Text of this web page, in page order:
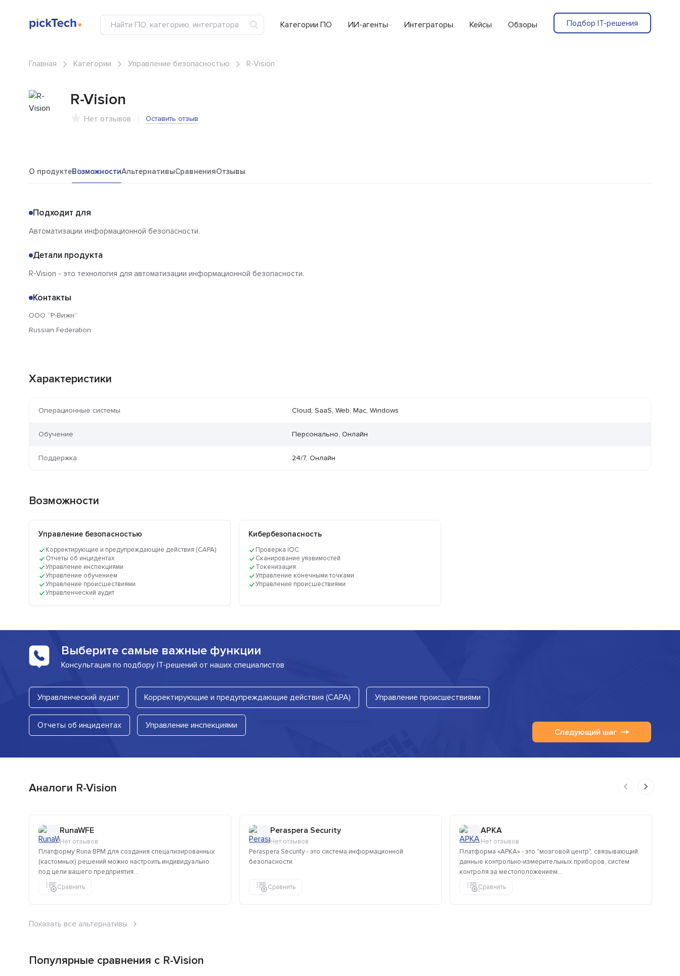
Категории ПО ИИ-агенты Интеграторы Кейсы Обзоры Подбор IT-решения
Главная Категории Управление безопасностью R-Vision
R-Vision
Нет отзывов Оставить отзыв
О продуктеВозможностиАльтернативыСравненияОтзывы
Подходит для
Автоматизации информационной безопасности.
Детали продукта
R-Vision - это технология для автоматизации информационной безопасности.
Контакты
ООО “Р-Вижн”
Russian Federation
Характеристики
Операционные системы Cloud, SaaS, Web, Mac, Windows
Обучение Персонально, Онлайн
Поддержка 24/7, Онлайн
Возможности
Управление безопасностью
Корректирующие и предупреждающие действия (CAPA)
Отчеты об инцидентах
Управление инспекциями
Управление обучением
Управление происшествиями
Управленческий аудит
Кибербезопасность
Проверка IOC
Сканирование уязвимостей
Токенизация
Управление конечными точками
Управление происшествиями
Выберите самые важные функции
Консультация по подбору IT-решений от наших специалистов
Управленческий аудит Корректирующие и предупреждающие действия (CAPA) Управление происшествиями
Отчеты об инцидентах Управление инспекциями
Следующий шаг
Аналоги R-Vision
RunaWFE
Нет отзывов
Платформу Runa BPM для создания спецализированных
(кастомных) решений можно настроить индивидуально
под цели вашего предприятия...
Сравнить
Peraspera Security
Нет отзывов
Peraspera Security - это система информационной
безопасности.
Сравнить
АРКА
Нет отзывов
Платформа «АРКА» - это "мозговой центр", связывающий
данные контрольно-измерительных приборов, систем
контроля за местоположением...
Сравнить
Показать все альтернативы
Популярные сравнения с R-Vision